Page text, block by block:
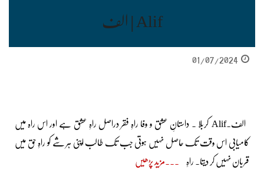
Alif | الف
01/07/2024
الف۔Alif کربلا ۔ داستانِ عشق و وفا راہِ فقر دراصل راہِ عشق ہے اور اس راہ میں
کامیابی اس وقت تک حاصل نہیں ہوتی جب تک طالب اپنی ہر شے کو راہِ حق میں
قربان نہیں کر دیتا۔ راہِ مزید پڑھیں